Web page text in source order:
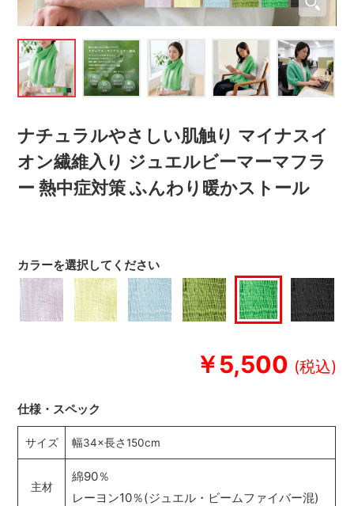
ナチュラルやさしい肌触り マイナスイ
オン繊維入り ジュエルビーマーマフラ
ー 熱中症対策 ふんわり暖かストール
￥5,500
カラーを選択してください
仕様・スペック
サイズ 幅34×長さ150cm
主材
綿90％
レーヨン10％(ジュエル・ビームファイバー混)